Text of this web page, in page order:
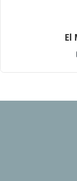
El